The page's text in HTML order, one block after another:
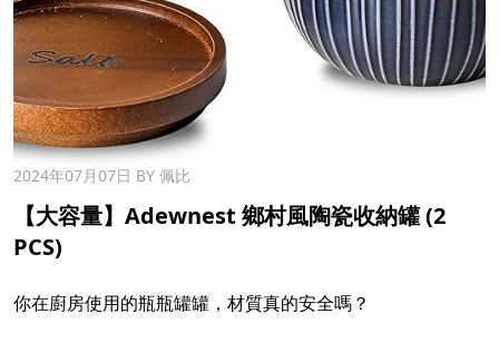
2024年07月07日 BY 佩比
【大容量】Adewnest 鄉村風陶瓷收納罐 (2
PCS)
你在廚房使用的瓶瓶罐罐，材質真的安全嗎？